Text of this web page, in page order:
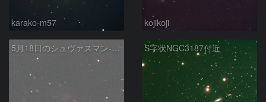
karako-m57 kojikoji
5月18日のシュヴァスマン-ヴァハマン第1彗星（29P） S字状NGC3187付近